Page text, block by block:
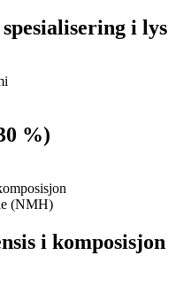
i lys
%)
(NMH)
i komposisjon